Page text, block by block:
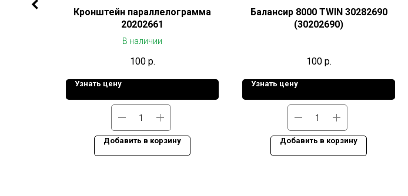
х4,0
Кронштейн параллелограмма
20202661
В наличии
100 р.
Узнать цену
Добавить в корзину
Балансир 8000 TWIN 30282690
(30202690)
100 р.
Узнать цену
Добавить в корзину